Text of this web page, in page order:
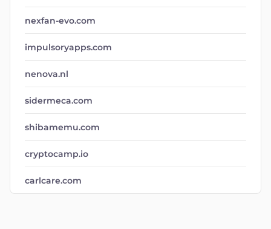
nexfan-evo.com
impulsoryapps.com
nenova.nl
sidermeca.com
shibamemu.com
cryptocamp.io
carlcare.com